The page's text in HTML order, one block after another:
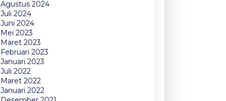
Agustus 2024
Juli 2024
Juni 2024
Mei 2023
Maret 2023
Februari 2023
Januari 2023
Juli 2022
Maret 2022
Januari 2022